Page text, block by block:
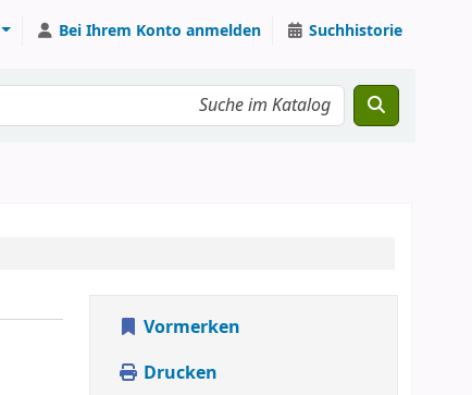
Bei Ihrem Konto anmelden Suchhistorie
Vormerken
Drucken